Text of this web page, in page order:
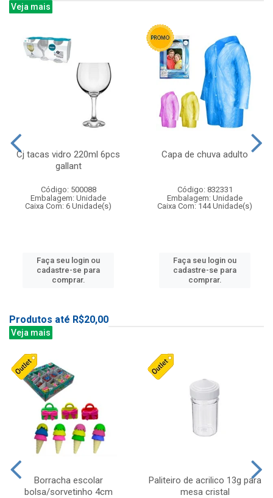
Veja mais
Cj tacas vidro 220ml 6pcs
gallant
Código: 500088
Embalagem: Unidade
Caixa Com: 6 Unidade(s)
Faça seu login ou
cadastre-se para
comprar.
Capa de chuva adulto
Código: 832331
Embalagem: Unidade
Caixa Com: 144 Unidade(s)
Faça seu login ou
cadastre-se para
comprar.
Produtos até R$20,00
Veja mais
Borracha escolar
bolsa/sorvetinho 4cm
Paliteiro de acrilico 13g para
mesa cristal